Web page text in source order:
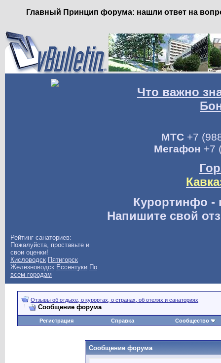
Главный Принцип форума: нашли ответ на
Что важно
МТС+7
Мегафон +7
Курортинфо -
Напишите свой
Рейтинг санаториев:
Пожалуйста, проставьте и
свои оценки!
Кисловодск Пятигорск
Железноводск Ессентуки По
всем городам
Отзывы об отдыхе, о курортах, о странах, об отелях и санаториях
Сообщение форума
Регистрация Справка Сообщество
Сообщение форума